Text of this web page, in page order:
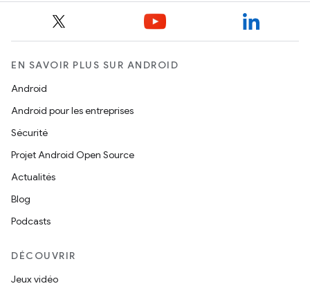
EN SAVOIR PLUS SUR ANDROID
Android
Android pour les entreprises
Sécurité
Projet Android Open Source
Actualités
Blog
Podcasts
DÉCOUVRIR
Jeux vidéo